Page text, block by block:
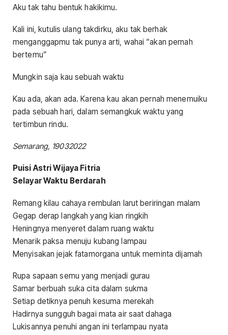
Aku tak tahu bentuk hakikimu.
Kali ini, kutulis ulang takdirku, aku tak berhak
menganggapmu tak punya arti, wahai “akan pernah
bertemu”
Mungkin saja kau sebuah waktu
Kau ada, akan ada. Karena kau akan pernah menemuiku
pada sebuah hari, dalam semangkuk waktu yang
tertimbun rindu.
Semarang, 19032022
Puisi Astri Wijaya Fitria
Selayar Waktu Berdarah
Remang kilau cahaya rembulan larut beriringan malam
Gegap derap langkah yang kian ringkih
Heningnya menyeret dalam ruang waktu
Menarik paksa menuju kubang lampau
Menyisakan jejak fatamorgana untuk meminta dijamah
Rupa sapaan semu yang menjadi gurau
Samar berbuah suka cita dalam sukma
Setiap detiknya penuh kesuma merekah
Hadirnya sungguh bagai mata air saat dahaga
Lukisannya penuhi angan ini terlampau nyata